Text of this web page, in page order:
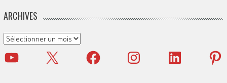
ARCHIVES
Archives
YouTube X Facebook Instagram LinkedIn